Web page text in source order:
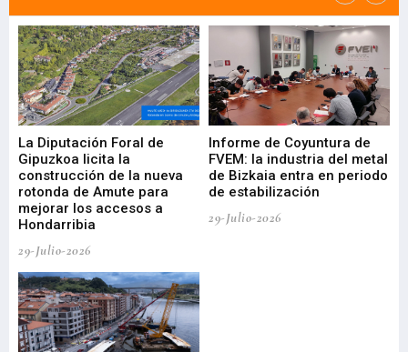
La Diputación Foral de
Gipuzkoa licita la
construcción de la nueva
rotonda de Amute para
mejorar los accesos a
Hondarribia
29-Julio-2026
Informe de Coyuntura de
FVEM: la industria del metal
de Bizkaia entra en periodo
de estabilización
29-Julio-2026